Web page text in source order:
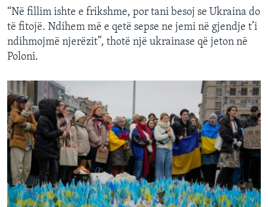
“Në fillim ishte e frikshme, por tani besoj se Ukraina do
të fitojë. Ndihem më e qetë sepse ne jemi në gjendje t’i
ndihmojmë njerëzit”, thotë një ukrainase që jeton në
Poloni.